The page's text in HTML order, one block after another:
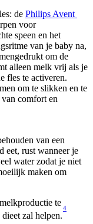
de Philips Avent
voor
speen en het
van je baby na,
om de
alleen melk vrij als je
fles te activeren.
om te slikken en te
van comfort en
van een
eet, rust wanneer je
water zodat je niet
maken om
te
zal helpen.
4